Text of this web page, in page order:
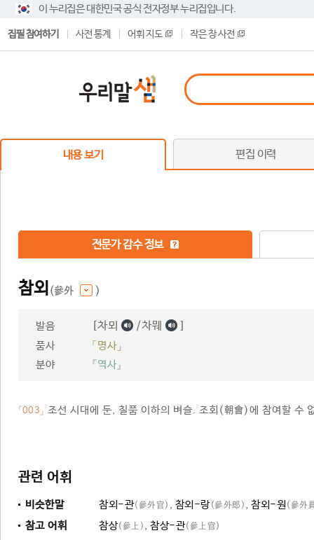
이 누리집은 대한민국 공식 전자정부 누리집입니다.
집필 참여하기 사전 통계 어휘 지도 작은 창 사전
내용 보기 편집 이력
전문가 감수 정보
참외 (參外 )
발음 [차뫼 /차뭬 ]
품사
「명사」
분야
『역사』
「003」 조선 시대에 둔, 칠품 이하의 벼슬. 조회(朝會)에 참여할 수
관련 어휘
비슷한말 참외-관(參外官) , 참외-랑(參外郞) , 참외-원 (參外
참고 어휘 참상(參上) , 참상-관(參上官)